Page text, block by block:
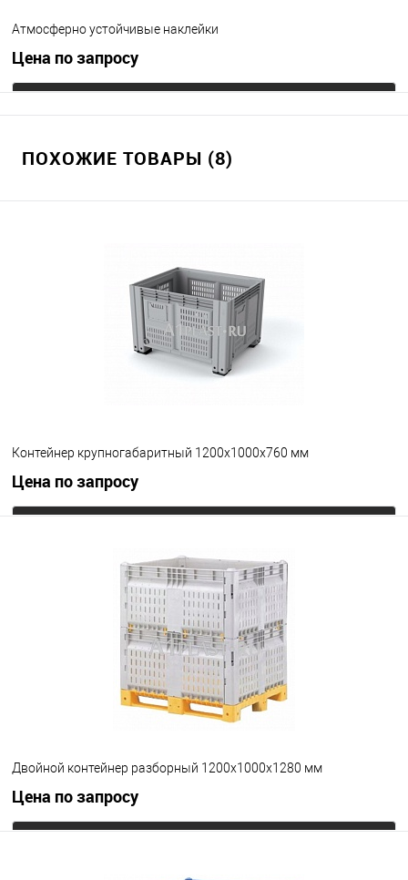
Атмосферно устойчивые наклейки
Цена по запросу
В избранное
ПОХОЖИЕ ТОВАРЫ (8)
Контейнер крупногабаритный 1200х1000х760 мм
Цена по запросу
Под заказ
Двойной контейнер разборный 1200х1000х1280 мм
Цена по запросу